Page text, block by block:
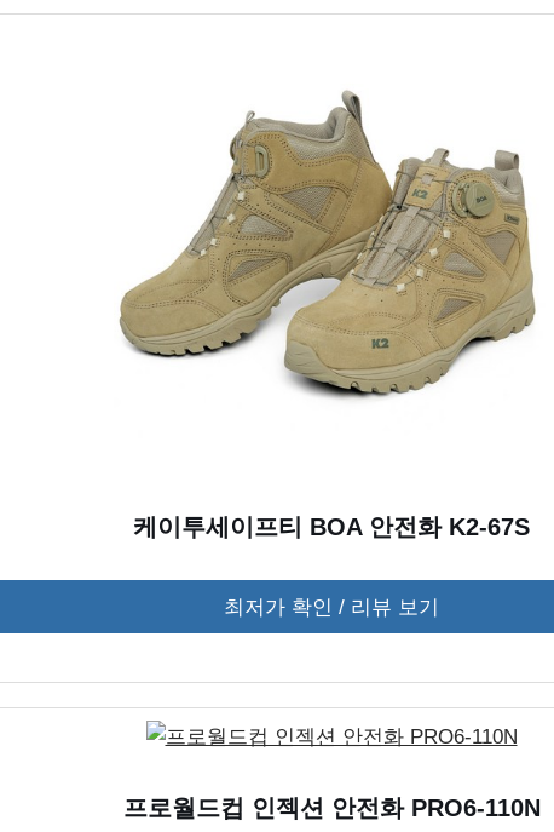
케이투세이프티 BOA 안전화 K2-67S
최저가 확인 / 리뷰 보기
프로월드컵 인젝션 안전화 PRO6-110N